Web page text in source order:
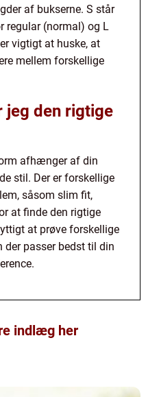
af bukserne. S står
regular (normal) og L
vigtigt at huske, at
mellem forskellige
jeg den rigtige
afhænger af din
stil. Der er forskellige
såsom slim fit,
at finde den rigtige
at prøve forskellige
der passer bedst til din
indlæg her